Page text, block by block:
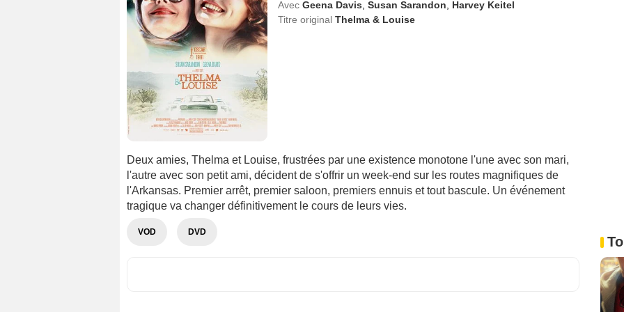
Avec Geena Davis Susan Sarandon
Harvey Keitel
Titre original Thelma & Louise
Deux amies, Thelma et Louise, frustrées par une existence monotone l'une avec son mari,
l'autre avec son petit ami, décident de s'offrir un week-end sur les routes magnifiques de
l'Arkansas. Premier arrêt, premier saloon, premiers ennuis et tout bascule. Un événement
tragique va changer définitivement le cours de leurs vies.
VOD DVD